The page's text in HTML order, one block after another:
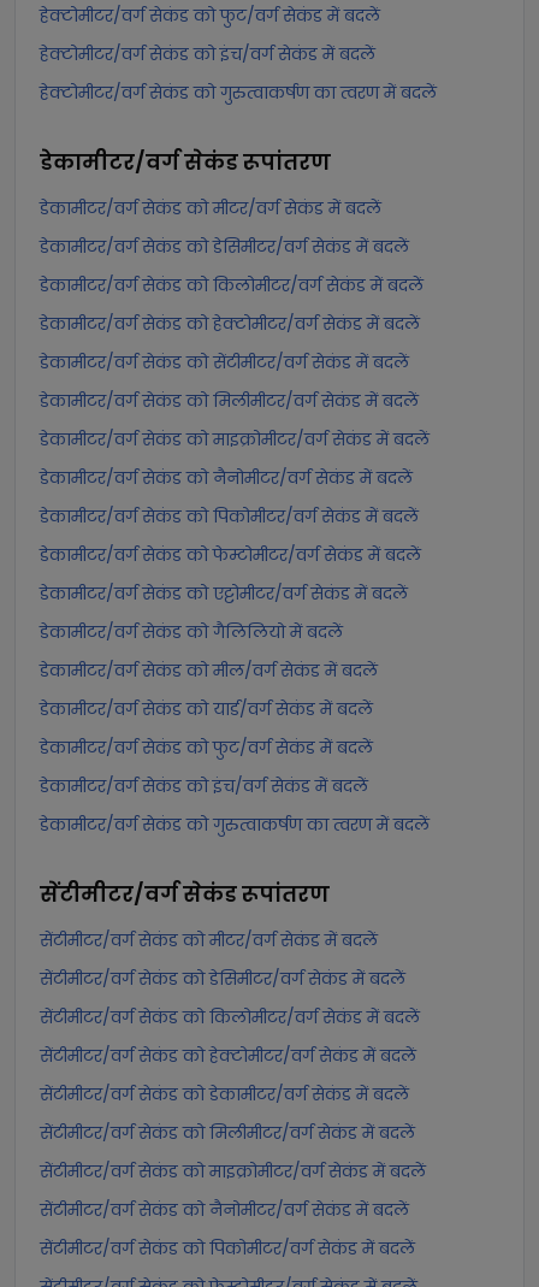
हेक्टोमीटर/वर्ग सेकंड को फुट/वर्ग सेकंड में बदलें
हेक्टोमीटर/वर्ग सेकंड को इंच/वर्ग सेकंड में बदलें
हेक्टोमीटर/वर्ग सेकंड को गुरुत्वाकर्षण का त्वरण में बदलें
डेकामीटर/वर्ग सेकंडरूपांतरण
डेकामीटर/वर्ग सेकंड को मीटर/वर्ग सेकंड में बदलें
डेकामीटर/वर्ग सेकंड को डेसिमीटर/वर्ग सेकंड में बदलें
डेकामीटर/वर्ग सेकंड को किलोमीटर/वर्ग सेकंड में बदलें
डेकामीटर/वर्ग सेकंड को हेक्टोमीटर/वर्ग सेकंड में बदलें
डेकामीटर/वर्ग सेकंड को सेंटीमीटर/वर्ग सेकंड में बदलें
डेकामीटर/वर्ग सेकंड को मिलीमीटर/वर्ग सेकंड में बदलें
डेकामीटर/वर्ग सेकंड को माइक्रोमीटर/वर्ग सेकंड में बदलें
डेकामीटर/वर्ग सेकंड को नैनोमीटर/वर्ग सेकंड में बदलें
डेकामीटर/वर्ग सेकंड को पिकोमीटर/वर्ग सेकंड में बदलें
डेकामीटर/वर्ग सेकंड को फेम्टोमीटर/वर्ग सेकंड में बदलें
डेकामीटर/वर्ग सेकंड को एट्टोमीटर/वर्ग सेकंड में बदलें
डेकामीटर/वर्ग सेकंड को गैलिलियो में बदलें
डेकामीटर/वर्ग सेकंड को मील/वर्ग सेकंड में बदलें
डेकामीटर/वर्ग सेकंड को यार्ड/वर्ग सेकंड में बदलें
डेकामीटर/वर्ग सेकंड को फुट/वर्ग सेकंड में बदलें
डेकामीटर/वर्ग सेकंड को इंच/वर्ग सेकंड में बदलें
डेकामीटर/वर्ग सेकंड को गुरुत्वाकर्षण का त्वरण में बदलें
सेंटीमीटर/वर्ग सेकंडरूपांतरण
सेंटीमीटर/वर्ग सेकंड को मीटर/वर्ग सेकंड में बदलें
सेंटीमीटर/वर्ग सेकंड को डेसिमीटर/वर्ग सेकंड में बदलें
सेंटीमीटर/वर्ग सेकंड को किलोमीटर/वर्ग सेकंड में बदलें
सेंटीमीटर/वर्ग सेकंड को हेक्टोमीटर/वर्ग सेकंड में बदलें
सेंटीमीटर/वर्ग सेकंड को डेकामीटर/वर्ग सेकंड में बदलें
सेंटीमीटर/वर्ग सेकंड को मिलीमीटर/वर्ग सेकंड में बदलें
सेंटीमीटर/वर्ग सेकंड को माइक्रोमीटर/वर्ग सेकंड में बदलें
सेंटीमीटर/वर्ग सेकंड को नैनोमीटर/वर्ग सेकंड में बदलें
सेंटीमीटर/वर्ग सेकंड को पिकोमीटर/वर्ग सेकंड में बदलें